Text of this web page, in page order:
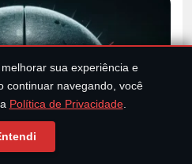
sua experiência e
continuar navegando, você
Política de Privacidade.